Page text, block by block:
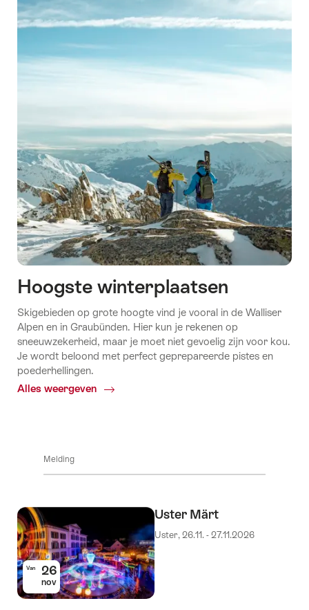
Hoogste winterplaatsen
Skigebieden op grote hoogte vind je vooral in de Walliser
Alpen en in Graubünden. Hier kun je rekenen op
sneeuwzekerheid, maar je moet niet gevoelig zijn voor kou.
Je wordt beloond met perfect geprepareerde pistes en
poederhellingen.
Alles weergeven
Common.Of
Melding
Van 26
nov
Uster Märt
Uster, 26.11. - 27.11.2026